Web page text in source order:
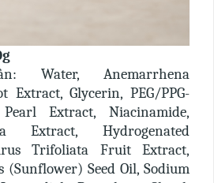
Water, Anemarrhena
Extract, Glycerin, PEG/PPG-
Extract, Niacinamide,
Extract, Hydrogenated
Trifoliata Fruit Extract,
(Sunflower) Seed Oil, Sodium